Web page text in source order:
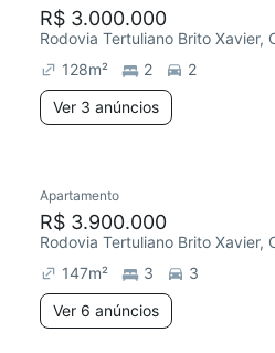
R$ 3.000.000
Rodovia Tertuliano Brito Xavier,
128m² 2
2
Ver 3 anúncios
Apartamento
R$ 3.900.000
Rodovia Tertuliano Brito Xavier,
147m² 3
3
Ver 6 anúncios